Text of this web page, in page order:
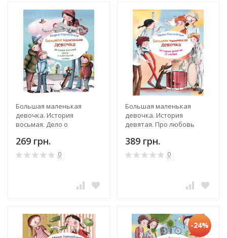
Большая маленькая
девочка. История
восьмая. Дело о
269 грн.
0
Большая маленькая
девочка. История
девятая. Про любовь
389 грн.
0
-24%